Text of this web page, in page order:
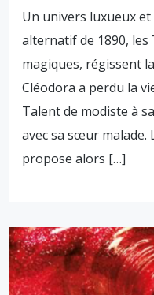
Un univers luxueux
alternatif de 1890,
magiques, régissent
Cléodora a perdu la
Talent de modiste à
avec sa sœur malade.
propose alors […]